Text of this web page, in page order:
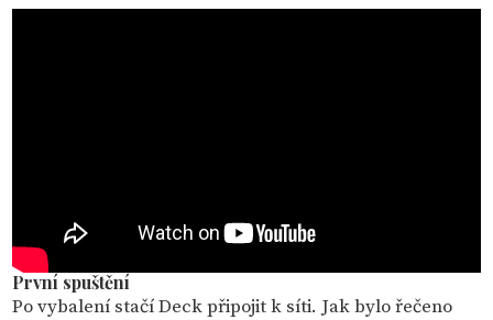
První spuštění
Po vybalení stačí Deck připojit k síti. Jak bylo řečeno